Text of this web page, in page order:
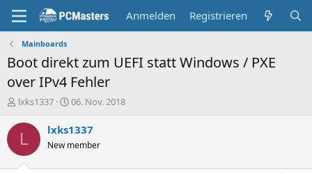
Anmelden Registrieren
Mainboards
Boot direkt zum UEFI statt Windows / PXE
over IPv4 Fehler
E
s
lxks1337
E
s
e
06. Nov. 2018
L lxks1337
New member